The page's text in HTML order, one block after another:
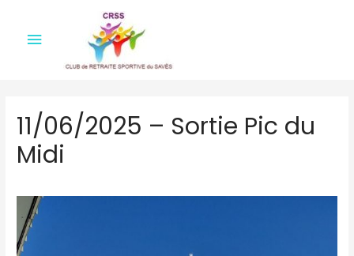
Menu
principal
11/06/2025 – Sortie Pic du
Midi